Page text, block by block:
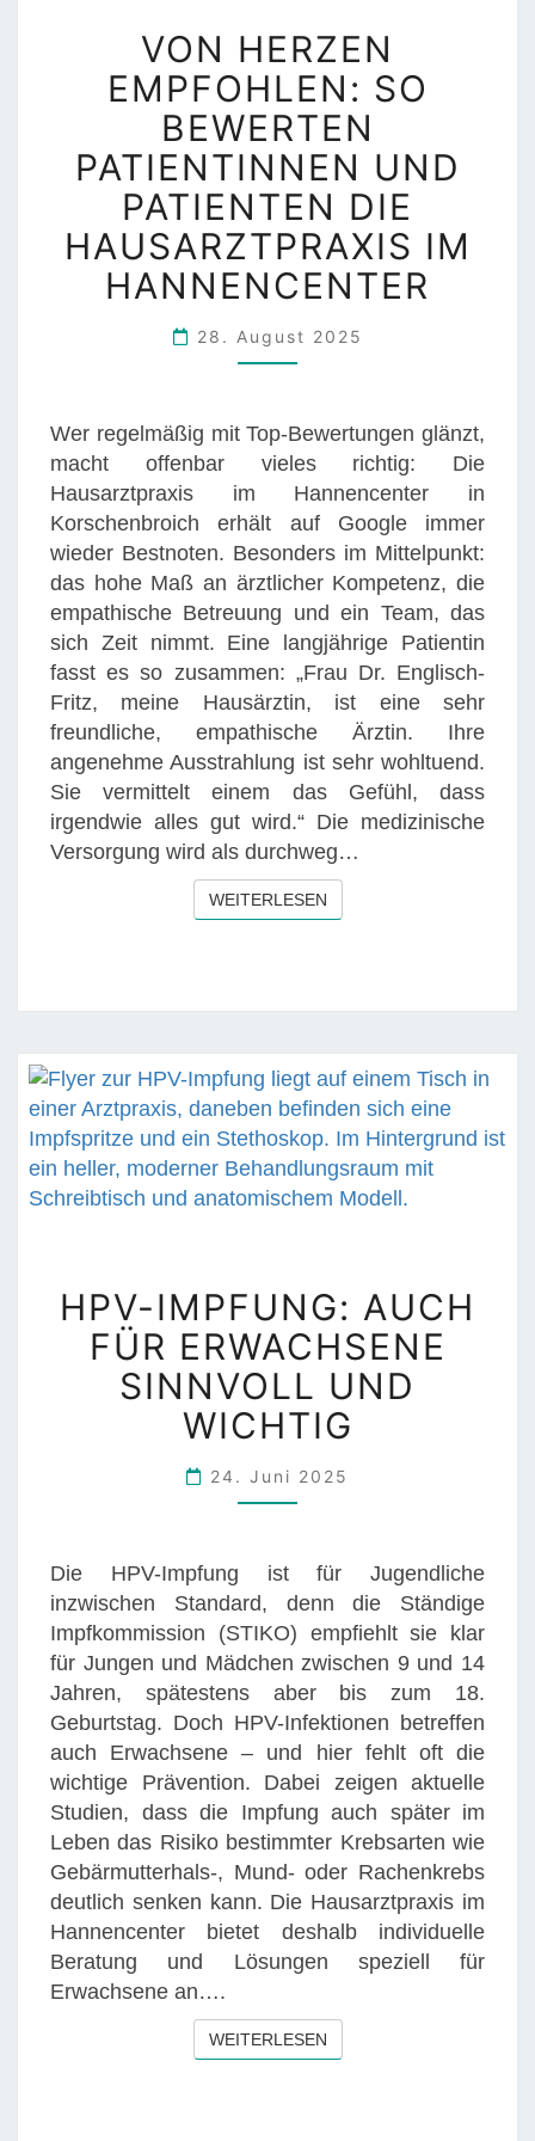
M
Ö
G
L
I
C
H
H
J
E
T
Z
T
N
O
C
H
S
I
N
V
L
L
I
S
T
O
N
H
E
R
Z
E
N
E
P
H
L
N
:
S
O
B
E
W
E
R
T
E
N
P
A
E
T
E
P
A
T
I
N
N
I
E
H
A
U
S
A
R
Z
T
P
R
X
I
VON HERZEN
EMPFOHLEN: SO
BEWERTEN
PATIENTINNEN UND
PATIENTEN DIE
HAUSARZTPRAXIS IM
HANNENCENTER
28. August 2025
Wer regelmäßig mit Top-Bewertungen glänzt,
macht offenbar vieles richtig: Die
Hausarztpraxis im Hannencenter in
Korschenbroich erhält auf Google immer
wieder Bestnoten. Besonders im Mittelpunkt:
das hohe Maß an ärztlicher Kompetenz, die
empathische Betreuung und ein Team, das
sich Zeit nimmt. Eine langjährige Patientin
fasst es so zusammen: „Frau Dr. Englisch-
Fritz, meine Hausärztin, ist eine sehr
freundliche, empathische Ärztin. Ihre
angenehme Ausstrahlung ist sehr wohltuend.
Sie vermittelt einem das Gefühl, dass
irgendwie alles gut wird.“ Die medizinische
Versorgung wird als durchweg…
WEITERLESEN
P
V
-
I
M
F
G
A
U
C
H
F
Ü
R
E
R
W
A
C
S
E
HPV-IMPFUNG: AUCH
FÜR ERWACHSENE
SINNVOLL UND
WICHTIG
24. Juni 2025
Die HPV-Impfung ist für Jugendliche
inzwischen Standard, denn die Ständige
Impfkommission (STIKO) empfiehlt sie klar
für Jungen und Mädchen zwischen 9 und 14
Jahren, spätestens aber bis zum 18.
Geburtstag. Doch HPV-Infektionen betreffen
auch Erwachsene – und hier fehlt oft die
wichtige Prävention. Dabei zeigen aktuelle
Studien, dass die Impfung auch später im
Leben das Risiko bestimmter Krebsarten wie
Gebärmutterhals-, Mund- oder Rachenkrebs
deutlich senken kann. Die Hausarztpraxis im
Hannencenter bietet deshalb individuelle
Beratung und Lösungen speziell für
Erwachsene an….
WEITERLESEN